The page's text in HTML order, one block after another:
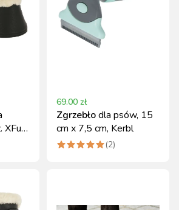
XFull,
69.00 zł
Zgrzebłodla psów, 15
cm x 7,5 cm, Kerbl
(2)